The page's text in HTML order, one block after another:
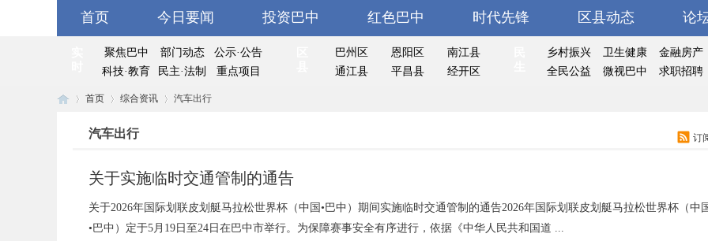
首页 今日要闻 投资巴中 红色巴中 时代先锋 区县动态 论
聚焦巴中 部门动态
公示·公告
科技·教育
民主·法制 重点项目
巴州区 恩阳区
南江县
通江县
平昌县 经开区
乡村振兴 卫生健康
金融房产
全民公益
微视巴中 求职招聘
首页 综合资讯 汽车出行
汽车出行 订
关于实施临时交通管制的通告
关于2026年国际划联皮划艇马拉松世界杯（中国•巴中）期间实施临时交通管制的通告2026年国际划联皮划艇马拉松世界杯（中
•巴中）定于5月19日至24日在巴中市举行。为保障赛事安全有序进行，依据《中华人民共和国道 ...